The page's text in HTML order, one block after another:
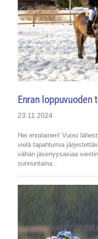
Enran loppuvuoden
23.11.2024
Hei enralainen! Vuosi
vielä tapahtumia
vähän jäsenyysasiaa
sunnuntaina…